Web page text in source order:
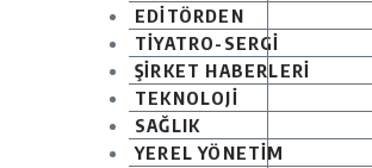
EDİTÖRDEN
TİYATRO-SERGİ
ŞİRKET HABERLERİ
TEKNOLOJİ
SAĞLIK
YEREL YÖNETİM